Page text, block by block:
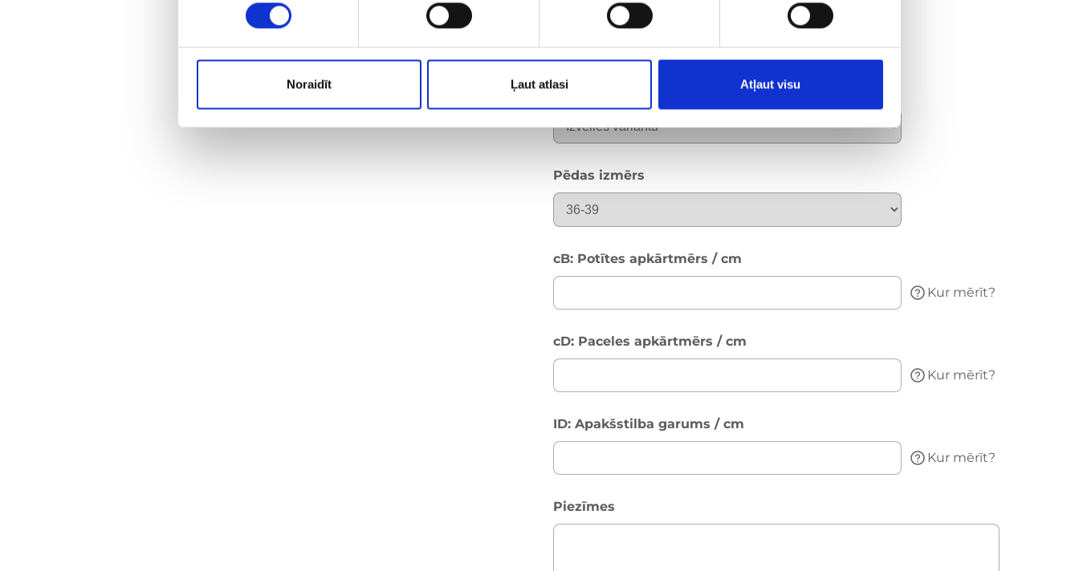
Noraidīt Ļaut atlasi Atļaut visu
Iegādājies preci
Krāsa
Pēdas izmērs
cB: Potītes apkārtmērs / cm
Kur mērīt?
cD: Paceles apkārtmērs / cm
Kur mērīt?
ID: Apakšstilba garums / cm
Kur mērīt?
Piezīmes